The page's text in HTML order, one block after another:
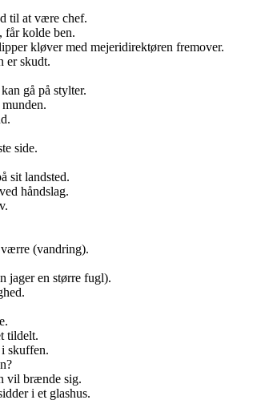
til at være chef.
får kolde ben.
kløver med mejeridirektøren fremover.
er skudt.
gå på stylter.
side.
sit landsted.
håndslag.
(vandring).
jager en større fugl).
tildelt.
skuffen.
vil brænde sig.
i et glashus.